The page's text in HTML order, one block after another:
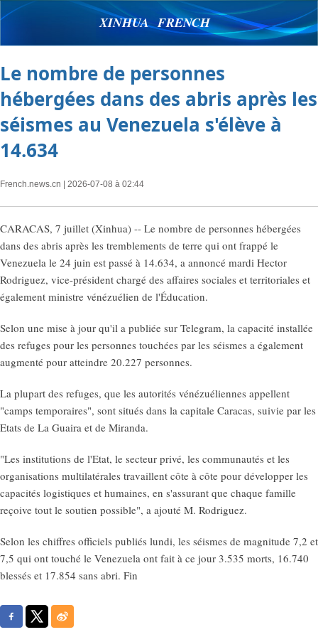
XINHUA FRENCH
Le nombre de personnes
hébergées dans des abris après les
séismes au Venezuela s'élève à
14.634
French.news.cn | 2026-07-08 à 02:44
CARACAS, 7 juillet (Xinhua) -- Le nombre de personnes hébergées
dans des abris après les tremblements de terre qui ont frappé le
Venezuela le 24 juin est passé à 14.634, a annoncé mardi Hector
Rodriguez, vice-président chargé des affaires sociales et territoriales et
également ministre vénézuélien de l'Éducation.
Selon une mise à jour qu'il a publiée sur Telegram, la capacité installée
des refuges pour les personnes touchées par les séismes a également
augmenté pour atteindre 20.227 personnes.
La plupart des refuges, que les autorités vénézuéliennes appellent
"camps temporaires", sont situés dans la capitale Caracas, suivie par les
Etats de La Guaira et de Miranda.
"Les institutions de l'Etat, le secteur privé, les communautés et les
organisations multilatérales travaillent côte à côte pour développer les
capacités logistiques et humaines, en s'assurant que chaque famille
reçoive tout le soutien possible", a ajouté M. Rodriguez.
Selon les chiffres officiels publiés lundi, les séismes de magnitude 7,2 et
7,5 qui ont touché le Venezuela ont fait à ce jour 3.535 morts, 16.740
blessés et 17.854 sans abri. Fin